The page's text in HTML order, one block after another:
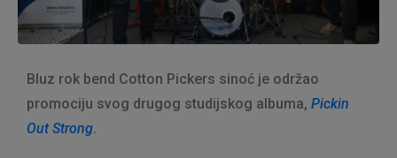
Bluz rok bend Cotton Pickers sinoć je održao
promociju svog drugog studijskog albuma, Pickin
Out Strong.